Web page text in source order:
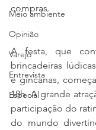
Meio ambiente
Opinião
Varejo
Entrevista
Especial
compras.
A festa, que
brincadeiras
e gincanas,
18h. A grande
participação do
do mundo